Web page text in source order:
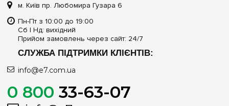
м. Київ пр. Любомира Гузара 6
Пн-Пт з 10:00 до 19:00
Сб | Нд: вихідний
Прийом замовлень через сайт: 24/7
СЛУЖБА ПІДТРИМКИ КЛІЄНТІВ:
info@e7.com.ua
0 800 33-63-07